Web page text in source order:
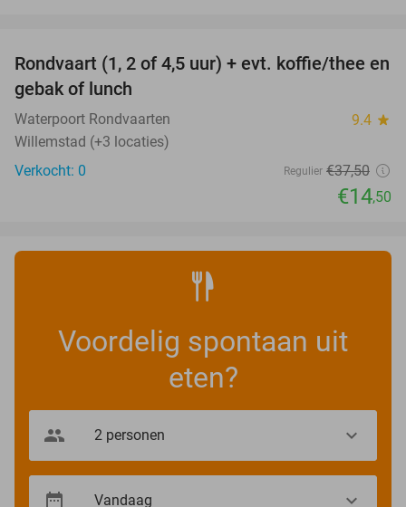
61%
TODAY
Rondvaart (1, 2 of 4,5 uur) + evt. koffie/thee en
gebak of lunch
Waterpoort Rondvaarten 9.4 star
Willemstad (+3 locaties)
Verkocht: 0
Regulier €37,50
€14,50
Voordelig spontaan uit
eten?